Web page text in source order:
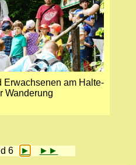
Erwachsenen am Halte­
Wande­rung
6 ► ►►